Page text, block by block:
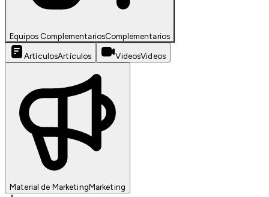
Equipos ComplementariosComplementarios
ArtículosArtículos VideosVideos
Material de MarketingMarketing